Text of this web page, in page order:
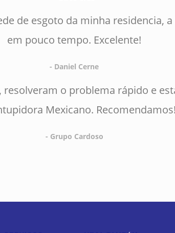
de esgoto da minha residencia,
em pouco tempo. Excelente!
- Daniel Cerne
o problema rápido e
Mexicano. Recomendamos!
- Grupo Cardoso